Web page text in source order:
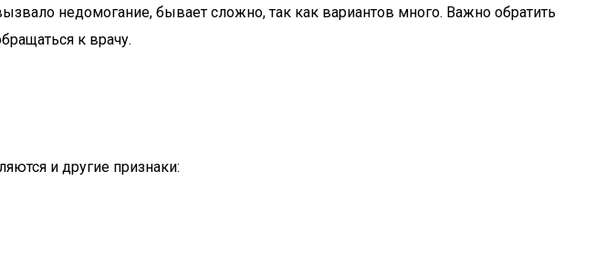
недомогание, бывает сложно, так как вариантов много. Важно обратить
к врачу.
и другие признаки: